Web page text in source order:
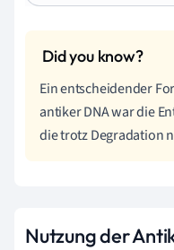
Ein entscheidender
antiker DNA war die
die trotz Degradation
Nutzung der